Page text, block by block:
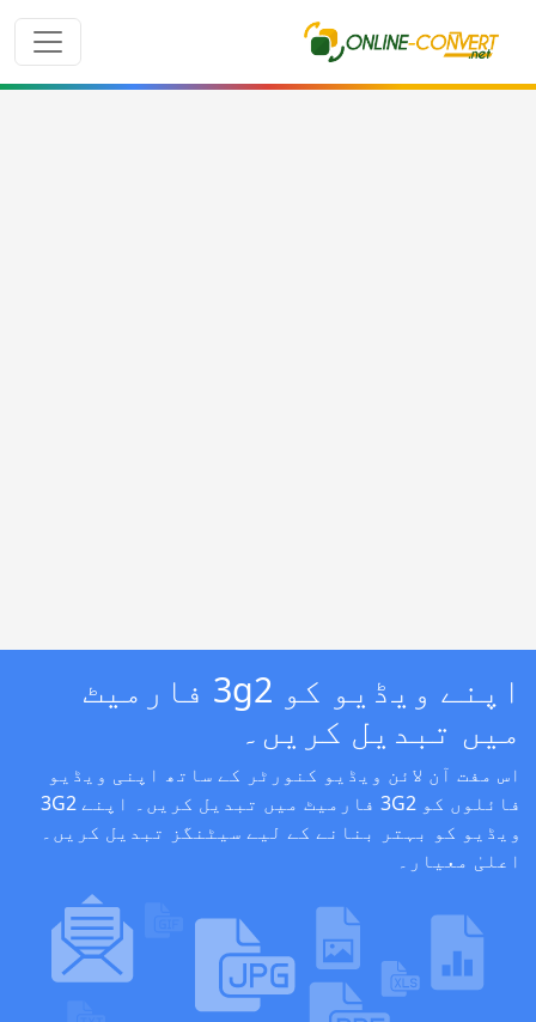
اپنے ویڈیو کو 3g2 فارمیٹ
میں تبدیل کریں۔
اس مفت آن لائن ویڈیو کنورٹر کے ساتھ اپنی ویڈیو
فائلوں کو 3G2 فارمیٹ میں تبدیل کریں۔ اپنے 3G2
ویڈیو کو بہتر بنانے کے لیے سیٹنگز تبدیل کریں۔
اعلیٰ معیار۔